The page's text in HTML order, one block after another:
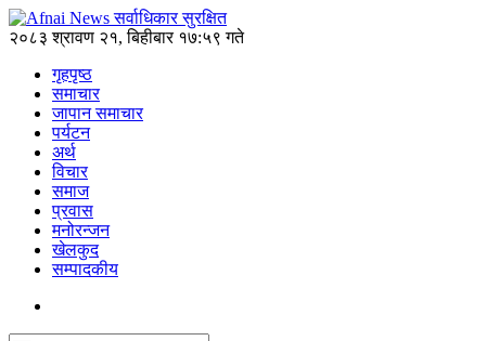
२०८३ श्रावण २१, बिहीबार १७:५९ गते
गृहपृष्ठ
समाचार
जापान समाचार
पर्यटन
अर्थ
विचार
समाज
प्रवास
मनोरन्जन
खेलकुद
सम्पादकीय